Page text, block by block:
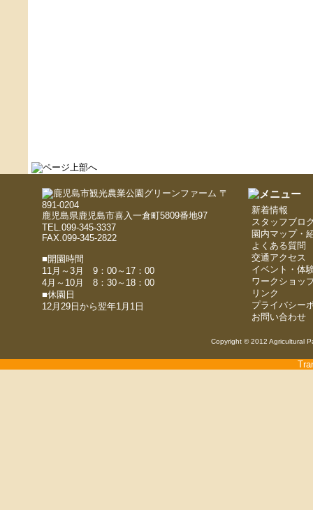
〒
891-0204
鹿児島県鹿児島市喜入一倉町5809番地97
TEL.099-345-3337
FAX.099-345-2822
■開園時間
11月～3月 9：00～17：00
4月～10月 8：30～18：00
■休園日
12月29日から翌年1月1日
新着情報
スタッフブロ
園内マップ・
よくある質問
交通アクセス
イベント・体
ワークショッ
リンク
プライバシー
お問い合わせ
Copyright © 2012 Agricultural